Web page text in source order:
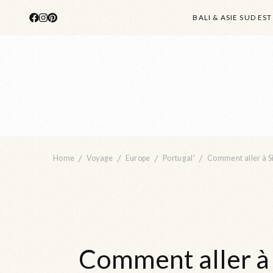
BALI & ASIE SUD EST
Home Voyage Europe Portugal' Comment aller à
Comment aller